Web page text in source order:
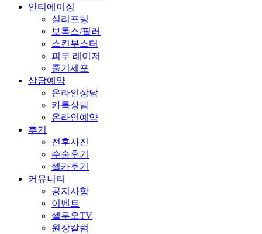
안티에이징
실리프팅
보톡스/필러
스킨부스터
피부 레이저
줄기세포
상담예약
온라인상담
카톡상담
온라인예약
후기
전후사진
수술후기
셀카후기
커뮤니티
공지사항
이벤트
셀루오TV
원장칼럼